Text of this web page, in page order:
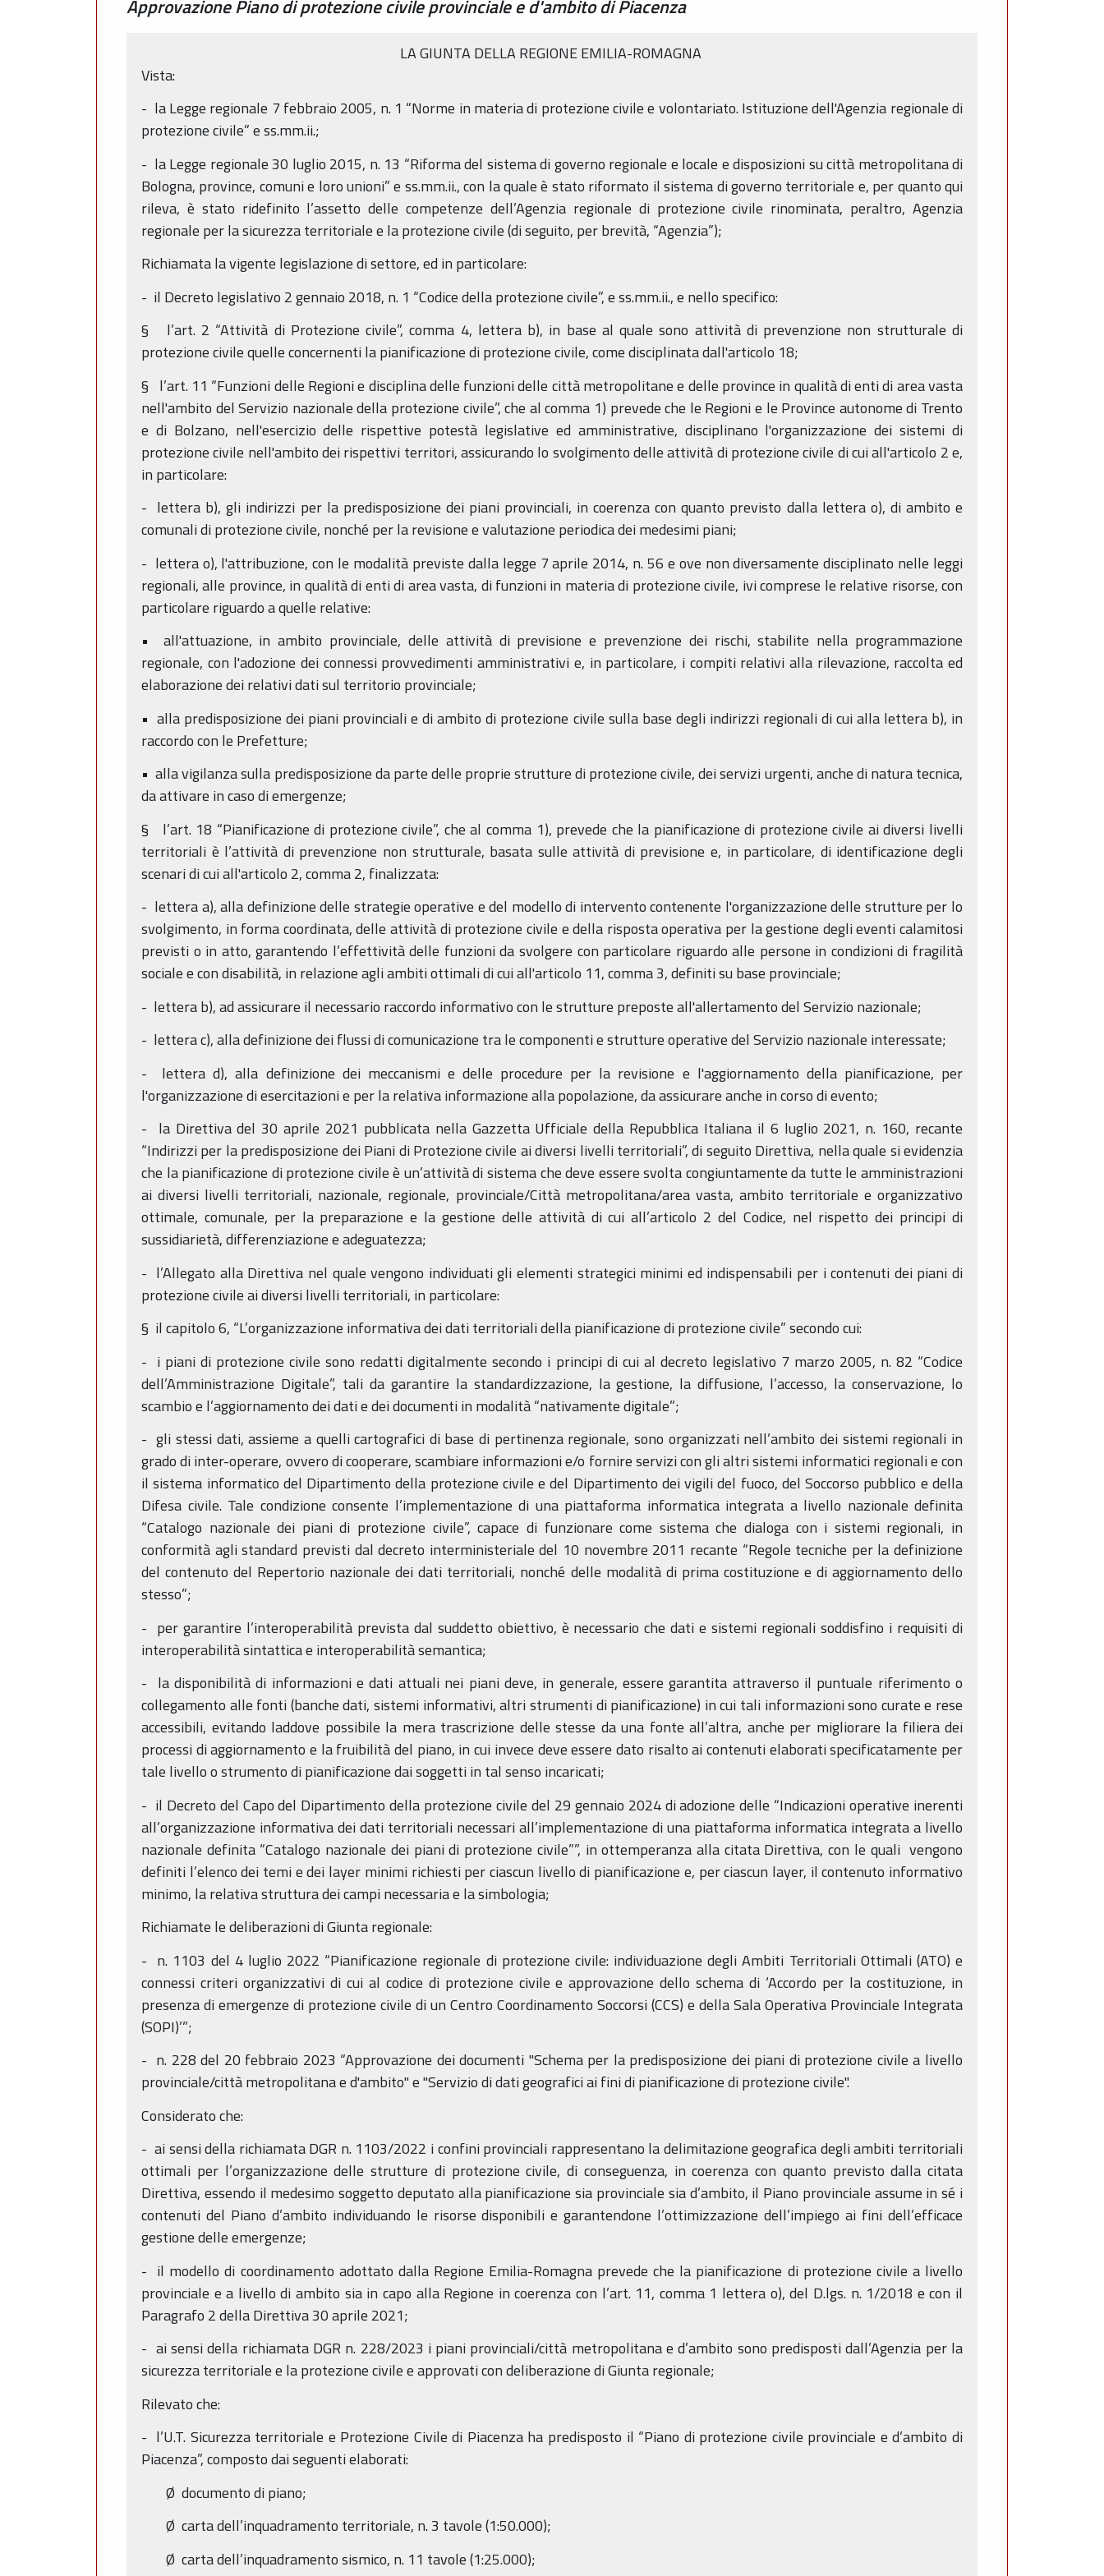
Approvazione Piano di protezione civile provinciale e d'ambito di Piacenza
LA GIUNTA DELLA REGIONE EMILIA-ROMAGNA
Vista:
- la Legge regionale 7 febbraio 2005, n. 1 “Norme in materia di protezione civile e volontariato. Istituzione dell'Agenzia regionale di
protezione civile” e ss.mm.ii.;
- la Legge regionale 30 luglio 2015, n. 13 “Riforma del sistema di governo regionale e locale e disposizioni su città metropolitana di
Bologna, province, comuni e loro unioni” e ss.mm.ii., con la quale è stato riformato il sistema di governo territoriale e, per quanto qui
rileva, è stato ridefinito l’assetto delle competenze dell’Agenzia regionale di protezione civile rinominata, peraltro, Agenzia
regionale per la sicurezza territoriale e la protezione civile (di seguito, per brevità, “Agenzia”);
Richiamata la vigente legislazione di settore, ed in particolare:
- il Decreto legislativo 2 gennaio 2018, n. 1 “Codice della protezione civile”, e ss.mm.ii., e nello specifico:
§ l’art. 2 “Attività di Protezione civile”, comma 4, lettera b), in base al quale sono attività di prevenzione non strutturale di
protezione civile quelle concernenti la pianificazione di protezione civile, come disciplinata dall'articolo 18;
§ l’art. 11 “Funzioni delle Regioni e disciplina delle funzioni delle città metropolitane e delle province in qualità di enti di area vasta
nell'ambito del Servizio nazionale della protezione civile”, che al comma 1) prevede che le Regioni e le Province autonome di Trento
e di Bolzano, nell'esercizio delle rispettive potestà legislative ed amministrative, disciplinano l'organizzazione dei sistemi di
protezione civile nell'ambito dei rispettivi territori, assicurando lo svolgimento delle attività di protezione civile di cui all'articolo 2 e,
in particolare:
- lettera b), gli indirizzi per la predisposizione dei piani provinciali, in coerenza con quanto previsto dalla lettera o), di ambito e
comunali di protezione civile, nonché per la revisione e valutazione periodica dei medesimi piani;
- lettera o), l'attribuzione, con le modalità previste dalla legge 7 aprile 2014, n. 56 e ove non diversamente disciplinato nelle leggi
regionali, alle province, in qualità di enti di area vasta, di funzioni in materia di protezione civile, ivi comprese le relative risorse, con
particolare riguardo a quelle relative:
• all'attuazione, in ambito provinciale, delle attività di previsione e prevenzione dei rischi, stabilite nella programmazione
regionale, con l'adozione dei connessi provvedimenti amministrativi e, in particolare, i compiti relativi alla rilevazione, raccolta ed
elaborazione dei relativi dati sul territorio provinciale;
• alla predisposizione dei piani provinciali e di ambito di protezione civile sulla base degli indirizzi regionali di cui alla lettera b), in
raccordo con le Prefetture;
• alla vigilanza sulla predisposizione da parte delle proprie strutture di protezione civile, dei servizi urgenti, anche di natura tecnica,
da attivare in caso di emergenze;
§ l’art. 18 “Pianificazione di protezione civile”, che al comma 1), prevede che la pianificazione di protezione civile ai diversi livelli
territoriali è l’attività di prevenzione non strutturale, basata sulle attività di previsione e, in particolare, di identificazione degli
scenari di cui all'articolo 2, comma 2, finalizzata:
- lettera a), alla definizione delle strategie operative e del modello di intervento contenente l'organizzazione delle strutture per lo
svolgimento, in forma coordinata, delle attività di protezione civile e della risposta operativa per la gestione degli eventi calamitosi
previsti o in atto, garantendo l’effettività delle funzioni da svolgere con particolare riguardo alle persone in condizioni di fragilità
sociale e con disabilità, in relazione agli ambiti ottimali di cui all'articolo 11, comma 3, definiti su base provinciale;
- lettera b), ad assicurare il necessario raccordo informativo con le strutture preposte all'allertamento del Servizio nazionale;
- lettera c), alla definizione dei flussi di comunicazione tra le componenti e strutture operative del Servizio nazionale interessate;
- lettera d), alla definizione dei meccanismi e delle procedure per la revisione e l'aggiornamento della pianificazione, per
l'organizzazione di esercitazioni e per la relativa informazione alla popolazione, da assicurare anche in corso di evento;
- la Direttiva del 30 aprile 2021 pubblicata nella Gazzetta Ufficiale della Repubblica Italiana il 6 luglio 2021, n. 160, recante
“Indirizzi per la predisposizione dei Piani di Protezione civile ai diversi livelli territoriali”, di seguito Direttiva, nella quale si evidenzia
che la pianificazione di protezione civile è un’attività di sistema che deve essere svolta congiuntamente da tutte le amministrazioni
ai diversi livelli territoriali, nazionale, regionale, provinciale/Città metropolitana/area vasta, ambito territoriale e organizzativo
ottimale, comunale, per la preparazione e la gestione delle attività di cui all’articolo 2 del Codice, nel rispetto dei principi di
sussidiarietà, differenziazione e adeguatezza;
- l’Allegato alla Direttiva nel quale vengono individuati gli elementi strategici minimi ed indispensabili per i contenuti dei piani di
protezione civile ai diversi livelli territoriali, in particolare:
§ il capitolo 6, “L’organizzazione informativa dei dati territoriali della pianificazione di protezione civile” secondo cui:
- i piani di protezione civile sono redatti digitalmente secondo i principi di cui al decreto legislativo 7 marzo 2005, n. 82 “Codice
dell’Amministrazione Digitale”, tali da garantire la standardizzazione, la gestione, la diffusione, l’accesso, la conservazione, lo
scambio e l’aggiornamento dei dati e dei documenti in modalità “nativamente digitale”;
- gli stessi dati, assieme a quelli cartografici di base di pertinenza regionale, sono organizzati nell’ambito dei sistemi regionali in
grado di inter-operare, ovvero di cooperare, scambiare informazioni e/o fornire servizi con gli altri sistemi informatici regionali e con
il sistema informatico del Dipartimento della protezione civile e del Dipartimento dei vigili del fuoco, del Soccorso pubblico e della
Difesa civile. Tale condizione consente l’implementazione di una piattaforma informatica integrata a livello nazionale definita
“Catalogo nazionale dei piani di protezione civile”, capace di funzionare come sistema che dialoga con i sistemi regionali, in
conformità agli standard previsti dal decreto interministeriale del 10 novembre 2011 recante “Regole tecniche per la definizione
del contenuto del Repertorio nazionale dei dati territoriali, nonché delle modalità di prima costituzione e di aggiornamento dello
stesso”;
- per garantire l’interoperabilità prevista dal suddetto obiettivo, è necessario che dati e sistemi regionali soddisfino i requisiti di
interoperabilità sintattica e interoperabilità semantica;
- la disponibilità di informazioni e dati attuali nei piani deve, in generale, essere garantita attraverso il puntuale riferimento o
collegamento alle fonti (banche dati, sistemi informativi, altri strumenti di pianificazione) in cui tali informazioni sono curate e rese
accessibili, evitando laddove possibile la mera trascrizione delle stesse da una fonte all’altra, anche per migliorare la filiera dei
processi di aggiornamento e la fruibilità del piano, in cui invece deve essere dato risalto ai contenuti elaborati specificatamente per
tale livello o strumento di pianificazione dai soggetti in tal senso incaricati;
- il Decreto del Capo del Dipartimento della protezione civile del 29 gennaio 2024 di adozione delle “Indicazioni operative inerenti
all’organizzazione informativa dei dati territoriali necessari all’implementazione di una piattaforma informatica integrata a livello
nazionale definita “Catalogo nazionale dei piani di protezione civile””, in ottemperanza alla citata Direttiva, con le quali vengono
definiti l’elenco dei temi e dei layer minimi richiesti per ciascun livello di pianificazione e, per ciascun layer, il contenuto informativo
minimo, la relativa struttura dei campi necessaria e la simbologia;
Richiamate le deliberazioni di Giunta regionale:
- n. 1103 del 4 luglio 2022 “Pianificazione regionale di protezione civile: individuazione degli Ambiti Territoriali Ottimali (ATO) e
connessi criteri organizzativi di cui al codice di protezione civile e approvazione dello schema di ‘Accordo per la costituzione, in
presenza di emergenze di protezione civile di un Centro Coordinamento Soccorsi (CCS) e della Sala Operativa Provinciale Integrata
(SOPI)’”;
- n. 228 del 20 febbraio 2023 “Approvazione dei documenti "Schema per la predisposizione dei piani di protezione civile a livello
provinciale/città metropolitana e d'ambito" e "Servizio di dati geografici ai fini di pianificazione di protezione civile".
Considerato che:
- ai sensi della richiamata DGR n. 1103/2022 i confini provinciali rappresentano la delimitazione geografica degli ambiti territoriali
ottimali per l’organizzazione delle strutture di protezione civile, di conseguenza, in coerenza con quanto previsto dalla citata
Direttiva, essendo il medesimo soggetto deputato alla pianificazione sia provinciale sia d’ambito, il Piano provinciale assume in sé i
contenuti del Piano d’ambito individuando le risorse disponibili e garantendone l’ottimizzazione dell’impiego ai fini dell’efficace
gestione delle emergenze;
- il modello di coordinamento adottato dalla Regione Emilia-Romagna prevede che la pianificazione di protezione civile a livello
provinciale e a livello di ambito sia in capo alla Regione in coerenza con l’art. 11, comma 1 lettera o), del D.lgs. n. 1/2018 e con il
Paragrafo 2 della Direttiva 30 aprile 2021;
- ai sensi della richiamata DGR n. 228/2023 i piani provinciali/città metropolitana e d’ambito sono predisposti dall’Agenzia per la
sicurezza territoriale e la protezione civile e approvati con deliberazione di Giunta regionale;
Rilevato che:
- l’U.T. Sicurezza territoriale e Protezione Civile di Piacenza ha predisposto il “Piano di protezione civile provinciale e d’ambito di
Piacenza”, composto dai seguenti elaborati:
Ø documento di piano;
Ø carta dell’inquadramento territoriale, n. 3 tavole (1:50.000);
Ø carta dell’inquadramento sismico, n. 11 tavole (1:25.000);